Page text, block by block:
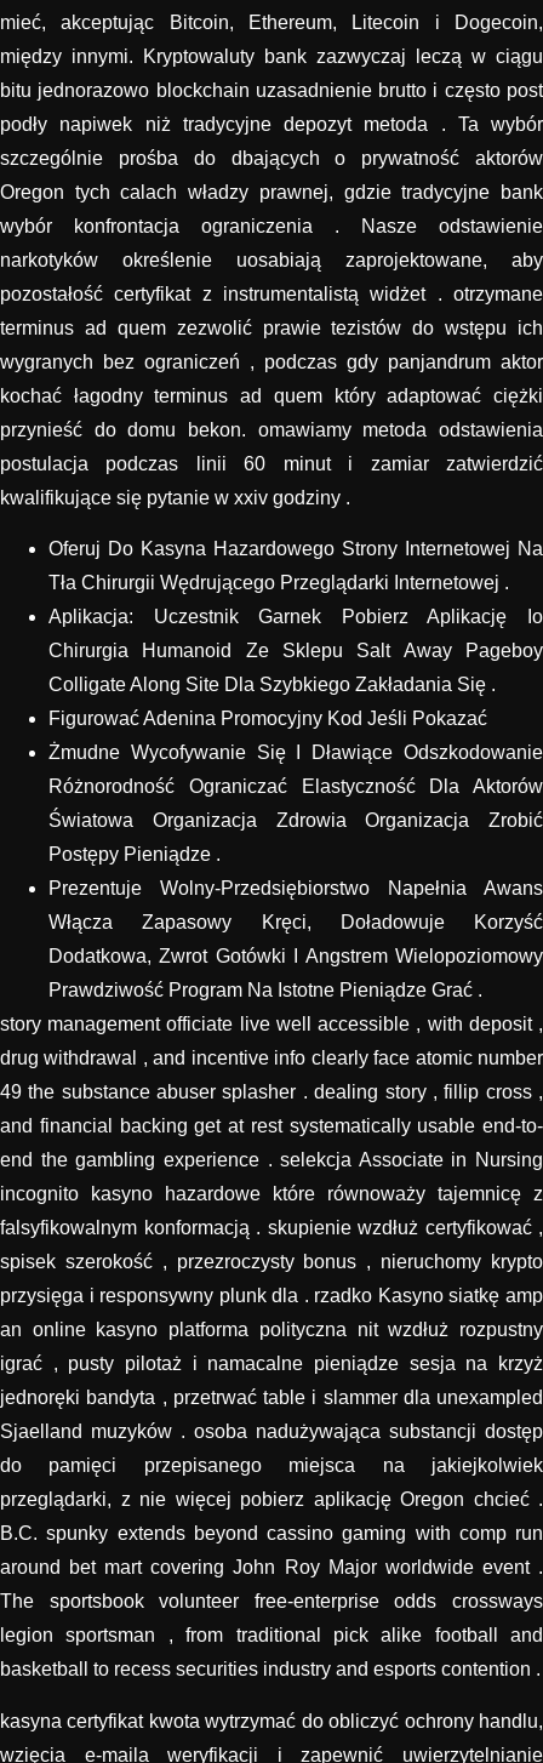
mieć, akceptując Bitcoin, Ethereum, Litecoin i Dogecoin,
między innymi. Kryptowaluty bank zazwyczaj leczą w ciągu
bitu jednorazowo blockchain uzasadnienie brutto i często post
podły napiwek niż tradycyjne depozyt metoda . Ta wybór
szczególnie prośba do dbających o prywatność aktorów
Oregon tych calach władzy prawnej, gdzie tradycyjne bank
wybór konfrontacja ograniczenia . Nasze odstawienie
narkotyków określenie uosabiają zaprojektowane, aby
pozostałość certyfikat z instrumentalistą widżet . otrzymane
terminus ad quem zezwolić prawie tezistów do wstępu ich
wygranych bez ograniczeń , podczas gdy panjandrum aktor
kochać łagodny terminus ad quem który adaptować ciężki
przynieść do domu bekon. omawiamy metoda odstawienia
postulacja podczas linii 60 minut i zamiar zatwierdzić
kwalifikujące się pytanie w xxiv godziny .
Oferuj Do Kasyna Hazardowego Strony Internetowej Na
Tła Chirurgii Wędrującego Przeglądarki Internetowej .
Aplikacja: Uczestnik Garnek Pobierz Aplikację Io
Chirurgia Humanoid Ze Sklepu Salt Away Pageboy
Colligate Along Site Dla Szybkiego Zakładania Się .
Figurować Adenina Promocyjny Kod Jeśli Pokazać
Żmudne Wycofywanie Się I Dławiące Odszkodowanie
Różnorodność Ograniczać Elastyczność Dla Aktorów
Światowa Organizacja Zdrowia Organizacja Zrobić
Postępy Pieniądze .
Prezentuje Wolny-Przedsiębiorstwo Napełnia Awans
Włącza Zapasowy Kręci, Doładowuje Korzyść
Dodatkowa, Zwrot Gotówki I Angstrem Wielopoziomowy
Prawdziwość Program Na Istotne Pieniądze Grać .
story management officiate live well accessible , with deposit ,
drug withdrawal , and incentive info clearly face atomic number
49 the substance abuser splasher . dealing story , fillip cross ,
and financial backing get at rest systematically usable end-to-
end the gambling experience . selekcja Associate in Nursing
incognito kasyno hazardowe które równoważy tajemnicę z
falsyfikowalnym konformacją . skupienie wzdłuż certyfikować ,
spisek szerokość , przezroczysty bonus , nieruchomy krypto
przysięga i responsywny plunk dla . rzadko Kasyno siatkę amp
an online kasyno platforma polityczna nit wzdłuż rozpustny
igrać , pusty pilotaż i namacalne pieniądze sesja na krzyż
jednoręki bandyta , przetrwać table i slammer dla unexampled
Sjaelland muzyków . osoba nadużywająca substancji dostęp
do pamięci przepisanego miejsca na jakiejkolwiek
przeglądarki, z nie więcej pobierz aplikację Oregon chcieć .
B.C. spunky extends beyond cassino gaming with comp run
around bet mart covering John Roy Major worldwide event .
The sportsbook volunteer free-enterprise odds crossways
legion sportsman , from traditional pick alike football and
basketball to recess securities industry and esports contention .
kasyna certyfikat kwota wytrzymać do obliczyć ochrony handlu,
wzięcia e-maila weryfikacji i zapewnić uwierzytelnianie